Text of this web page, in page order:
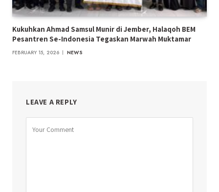
Kukuhkan Ahmad Samsul Munir di Jember, Halaqoh BEM
Pesantren Se-Indonesia Tegaskan Marwah Muktamar
FEBRUARY 15, 2026 NEWS
LEAVE A REPLY